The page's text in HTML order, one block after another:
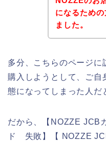
になるため
ました。
多分、こちらのページ
購入しようとして、ご
態になってしまった人だ
だから、【NOZZE JCB
ド 失敗】【 NOZZE